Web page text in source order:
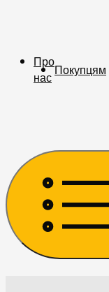
Про
нас Покупцям